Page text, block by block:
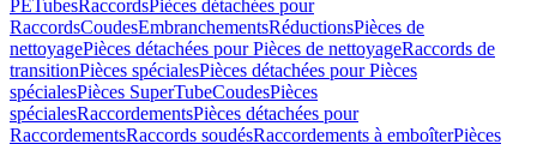
PETubesRaccordsPièces détachées pour
RaccordsCoudesEmbranchementsRéductionsPièces de
nettoyagePièces détachées pour Pièces de nettoyageRaccords de
transitionPièces spécialesPièces détachées pour Pièces
spécialesPièces SuperTubeCoudesPièces
spécialesRaccordementsPièces détachées pour
RaccordementsRaccords soudésRaccordements à emboîterPièces